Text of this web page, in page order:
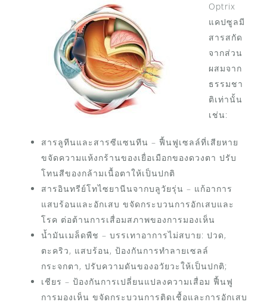
Optrix
แคปซูลมี
สารสกัด
จากส่วน
ผสมจาก
ธรรมชา
ติเท่านั้น
เช่น:
สารลูทีนและสารซีแซนทีน – ฟื้นฟูเซลล์ที่เสียหาย
ขจัดความแห้งกร้านของเยื่อเมือกของดวงตา ปรับ
โทนสีของกล้ามเนื้อตาให้เป็นปกติ
สารอินทรีย์โทไซยานีนจากบลูวัยรุ่น – แก้อาการ
แสบร้อนและอักเสบ ขจัดกระบวนการอักเสบและ
โรค ต่อต้านการเสื่อมสภาพของการมองเห็น
น้ำมันเมล็ดพืช – บรรเทาอาการไม่สบาย: ปวด,
ตะคริว, แสบร้อน, ป้องกันการทำลายเซลล์
กระจกตา, ปรับความดันของอวัยวะให้เป็นปกติ;
เชียร – ป้องกันการเปลี่ยนแปลงความเสื่อม ฟื้นฟู
การมองเห็น ขจัดกระบวนการติดเชื้อและการอักเสบ